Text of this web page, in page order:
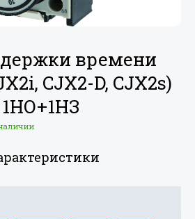
времени
CJX2-D, CJX2s)
1НО+1НЗ